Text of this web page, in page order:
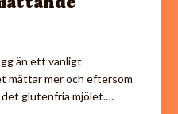
än ett vanligt
mättar mer och eftersom
glutenfria mjölet.…